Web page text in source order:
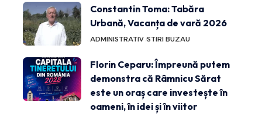
Constantin Toma: Tabăra
Urbană, Vacanța de vară 2026
ADMINISTRATIV STIRI BUZAU
Florin Ceparu: Împreună putem
demonstra că Râmnicu Sărat
este un oraș care investește în
oameni, în idei și în viitor